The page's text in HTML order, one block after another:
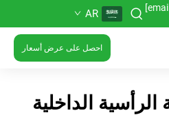
AR
احصل على عرض أسعار
الرأسية الداخلية